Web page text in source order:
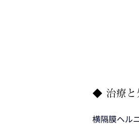
◆ 治療と
横隔膜ヘル